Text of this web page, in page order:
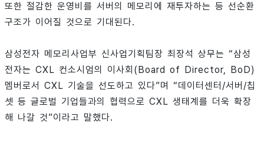
또한 절감한 운영비를 서버의 메모리에 재투자하는 등 선순환
구조가 이어질 것으로 기대된다.
삼성전자 메모리사업부 신사업기획팀장 최장석 상무는 “삼성
전자는 CXL 컨소시엄의 이사회(Board of Director, BoD)
멤버로서 CXL 기술을 선도하고 있다”며 “데이터센터/서버/칩
셋 등 글로벌 기업들과의 협력으로 CXL 생태계를 더욱 확장
해 나갈 것”이라고 말했다.